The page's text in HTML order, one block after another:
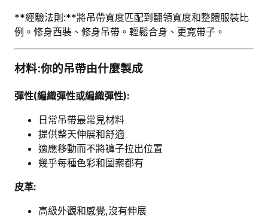
**經驗法則:**將吊帶寬度匹配到翻領寬度和整體服裝比
例。修身西裝、修身吊帶。輕鬆合身、更寬帶子。
材料:你的吊帶由什麼製成
彈性(編織彈性或編織彈性):
日常吊帶最常見材料
提供整天伸展和舒適
適應移動而不將褲子拉出位置
幾乎每種色彩和圖案都有
皮革:
高級外觀和感覺,沒有伸展